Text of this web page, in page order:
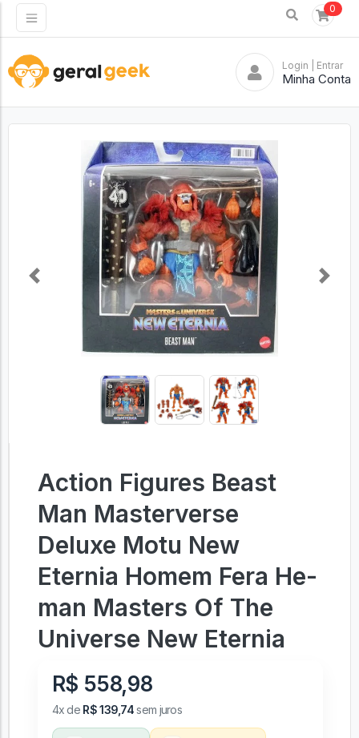
0
Login | Entrar
Minha Conta
Previous Next
Action Figures Beast
Man Masterverse
Deluxe Motu New
Eternia Homem Fera He-
man Masters Of The
Universe New Eternia
R$ 558,98
4x de R$ 139,74sem juros